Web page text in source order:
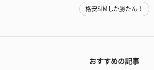
格安SIMしか勝たん！
おすすめの記事